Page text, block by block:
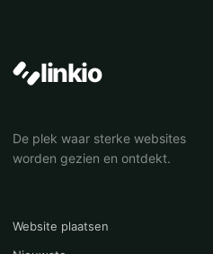
linkio
De plek waar sterke websites
worden gezien en ontdekt.
Website plaatsen